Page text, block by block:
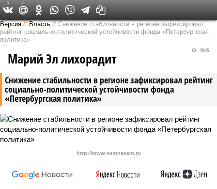
Версия в Чувашии
Версия //Власть //Снижение стабильности в регионе зафиксировал
рейтинг социально-политической устойчивости фонда «Петербургская
политика»
Снижение стабильности в регионе зафиксировал рейтинг
социально-политической устойчивости фонда
«Петербургская политика»
3965
Марий Эл лихорадит
http://www.semnasem.ru
0 0 1